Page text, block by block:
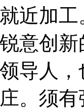
近加
意创
导人
。须